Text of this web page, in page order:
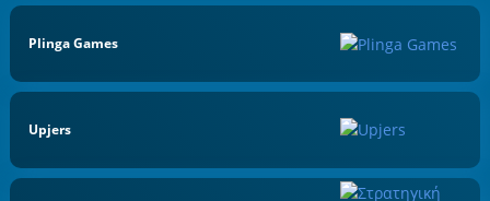
Plinga Games
Upjers